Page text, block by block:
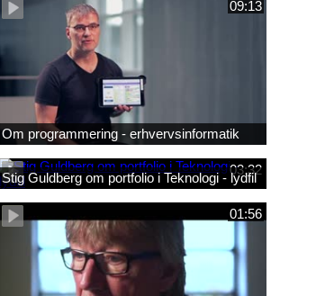
09:13
Om programmering - erhvervsinformatik
03:32
Stig Guldberg om portfolio i Teknologi - lydfil
01:56